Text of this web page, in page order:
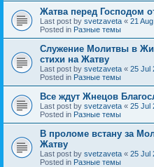
Жатва перед Господом
Last post by svetzaveta « 21
Posted in Разные темы
Служение Молитвы в
стихи на Жатву
Last post by svetzaveta « 25 Jul
Posted in Разные темы
Все ждут Жнецов
Last post by svetzaveta « 25 Jul
Posted in Разные темы
В проломе встану за
Жатву
Last post by svetzaveta « 25 Jul
Posted in Разные темы